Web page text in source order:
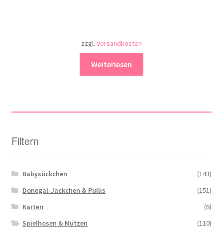
zzgl. Versandkosten
Weiterlesen
Filtern
Babysöckchen
(143)
Donegal-Jäckchen & Pullis
(151)
Karten
(6)
Spielhosen & Mützen
(110)